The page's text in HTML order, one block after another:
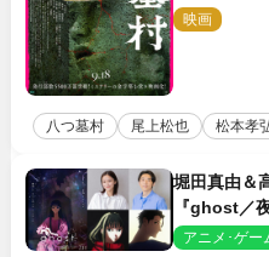
TMG「
映画
八つ墓村 尾上松也 松本孝
堀田真由＆
『ghost／
できない沢
アニメ･ゲー